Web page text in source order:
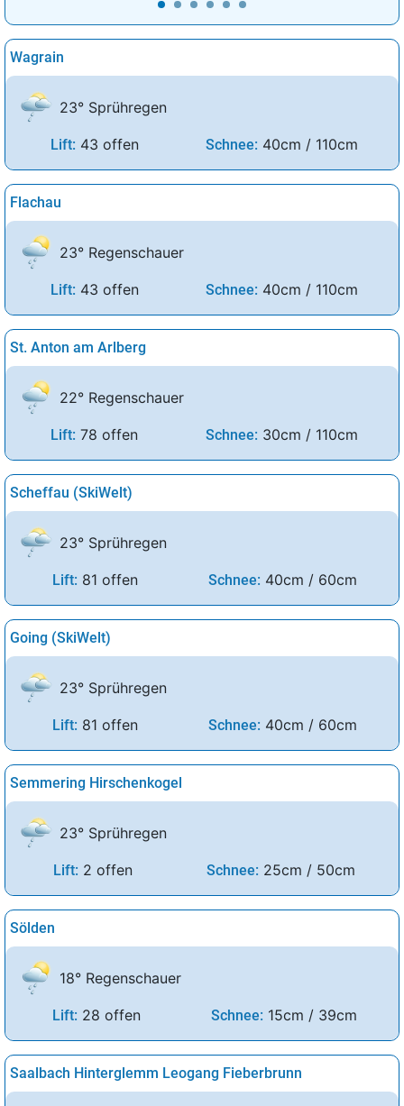
Wagrain
23° Sprühregen
Lift: 43 offen Schnee: 40cm / 110cm
Flachau
23° Regenschauer
Lift: 43 offen Schnee: 40cm / 110cm
St. Anton am Arlberg
22° Regenschauer
Lift: 78 offen Schnee: 30cm / 110cm
Scheffau (SkiWelt)
23° Sprühregen
Lift: 81 offen Schnee: 40cm / 60cm
Going (SkiWelt)
23° Sprühregen
Lift: 81 offen Schnee: 40cm / 60cm
Semmering Hirschenkogel
23° Sprühregen
Lift: 2 offen Schnee: 25cm / 50cm
Sölden
18° Regenschauer
Lift: 28 offen Schnee: 15cm / 39cm
Saalbach Hinterglemm Leogang Fieberbrunn